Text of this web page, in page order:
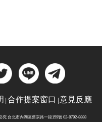
合作提案窗口 意見反應
台北市內湖區舊宗路一段159號 02-8792-8888